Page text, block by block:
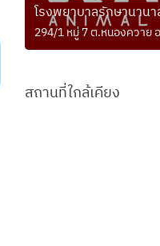
โรงพยาบาลรักษานาน
294/1 หมู่ 7 ต.หนองควาย
สถานที่ใกล้เคียง